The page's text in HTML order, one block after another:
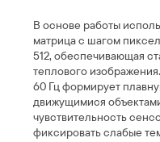
В основе работы
матрица с шагом
512, обеспечивающая
теплового
60 Гц формирует
движущимися
чувствительность
фиксировать слабые